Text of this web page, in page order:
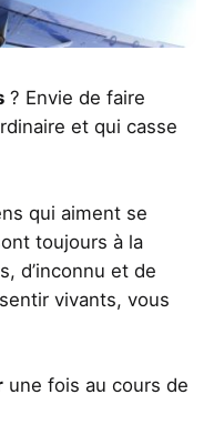
? Envie de faire
et qui casse
qui aiment se
toujours à la
d’inconnu et de
vivants, vous
une fois au cours de